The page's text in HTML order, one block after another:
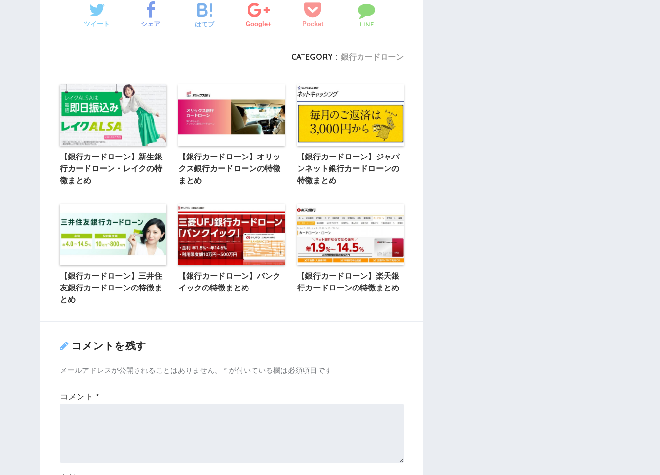
ツイート シェア はてブ Google+ Pocket LINE
CATEGORY : 銀行カードローン
【銀行カードローン】新生銀
行カードローン・レイクの特
徴まとめ
【銀行カードローン】オリッ
クス銀行カードローンの特徴
まとめ
【銀行カードローン】ジャパ
ンネット銀行カードローンの
特徴まとめ
【銀行カードローン】三井住
友銀行カードローンの特徴ま
とめ
【銀行カードローン】バンク
イックの特徴まとめ
【銀行カードローン】楽天銀
行カードローンの特徴まとめ
コメントを残す
メールアドレスが公開されることはありません。 * が付いている欄は必須項目です
コメント *